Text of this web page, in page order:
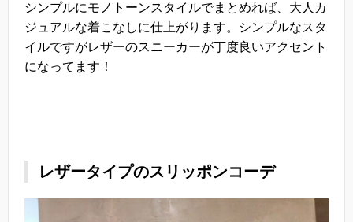
シンプルにモノトーンスタイルでまとめれば、大人カ
ジュアルな着こなしに仕上がります。シンプルなスタ
イルですがレザーのスニーカーが丁度良いアクセント
になってます！
レザータイプのスリッポンコーデ